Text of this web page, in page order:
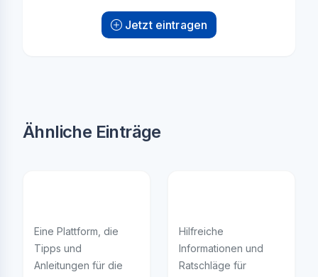
Jetzt eintragen
Ähnliche Einträge
Eine Plattform, die
Tipps und
Anleitungen für die
Hilfreiche
Informationen und
Ratschläge für